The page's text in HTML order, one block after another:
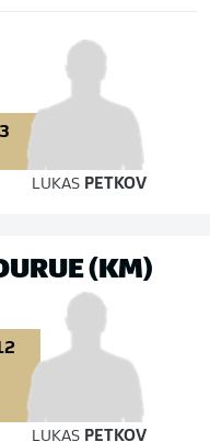
3
LUKAS PETKOV
(KM)
LUKAS PETKOV